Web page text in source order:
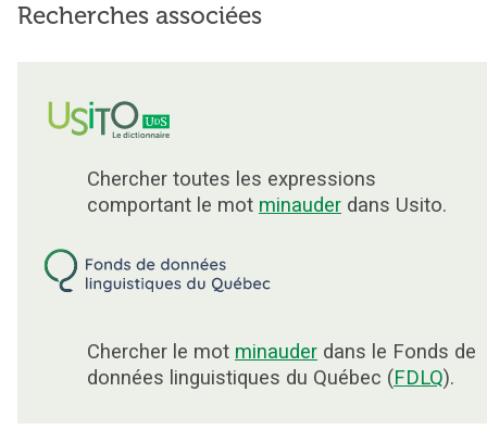
Recherches associées
Chercher toutes les expressions
comportant le mot minauder dans Usito.
Chercher le mot minauder dans le Fonds de
données linguistiques du Québec (FDLQ).